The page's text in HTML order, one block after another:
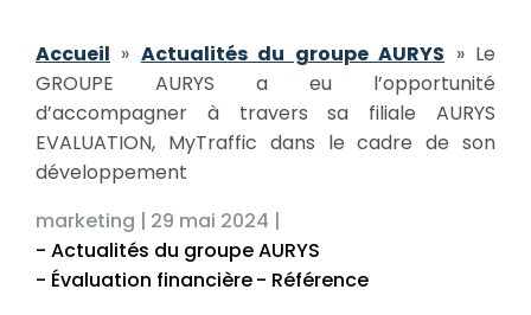
Accueil » Actualités du groupe AURYS » Le
GROUPE AURYS a eu l’opportunité
d’accompagner à travers sa filiale AURYS
EVALUATION, MyTraffic dans le cadre de son
développement
marketing | 29 mai 2024 |
- Actualités du groupe AURYS
- Évaluation financière- Référence